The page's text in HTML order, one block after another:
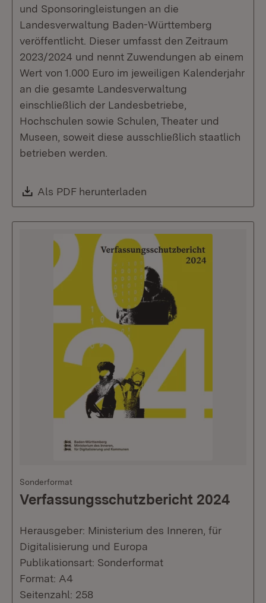
und Sponsoringleistungen an die
Landesverwaltung Baden-Württemberg
veröffentlicht. Dieser umfasst den Zeitraum
2023/2024 und nennt Zuwendungen ab einem
Wert von 1.000 Euro im jeweiligen Kalenderjahr
an die gesamte Landesverwaltung
einschließlich der Landesbetriebe,
Hochschulen sowie Schulen, Theater und
Museen, soweit diese ausschließlich staatlich
betrieben werden.
Download:
Als PDF herunterladen
Sonderformat
Verfassungsschutzbericht 2024
Herausgeber: Ministerium des Inneren, für
Digitalisierung und Europa
Publikationsart: Sonderformat
Format: A4
Seitenzahl: 258